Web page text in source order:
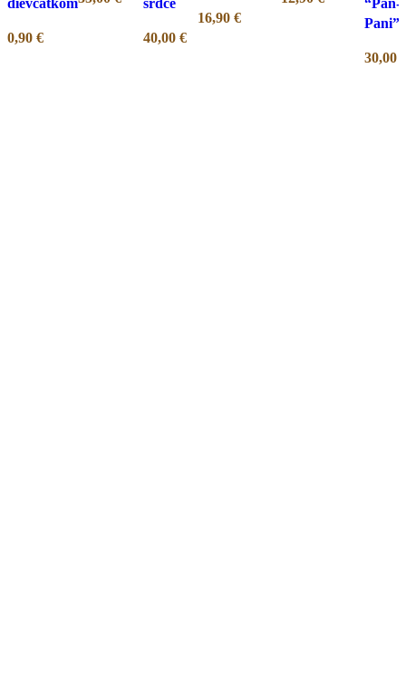
dievčatkom
0,90 €
srdce
40,00 €
16,90 €
“Pán-
Pani”
30,00